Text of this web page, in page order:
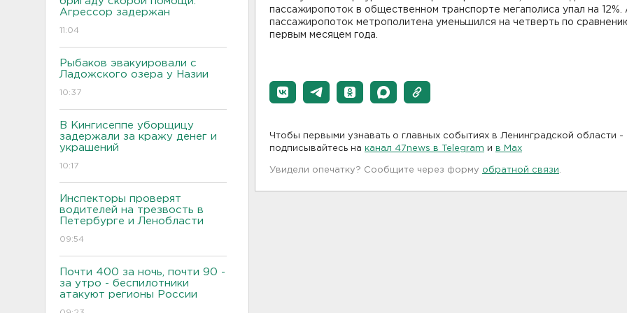
Агрессор задержан
11:04
Рыбаков эвакуировали с
Ладожского озера у Назии
10:37
В Кингисеппе уборщицу
задержали за кражу денег и
украшений
10:17
Инспекторы проверят
водителей на трезвость в
Петербурге и Ленобласти
09:54
Почти 400 за ночь, почти 90 -
за утро - беспилотники
атакуют регионы России
пассажиропоток в общественном транспорте мегаполиса упал на 12%.
пассажиропоток метрополитена уменьшился на четверть по
первым месяцем года.
Чтобы первыми узнавать о главных событиях в Ленинградской области -
подписывайтесь на канал 47news в Telegram и в Maх
Увидели опечатку? Сообщите через форму обратной связи